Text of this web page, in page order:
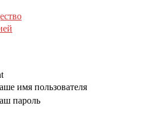
имя пользователя
пароль